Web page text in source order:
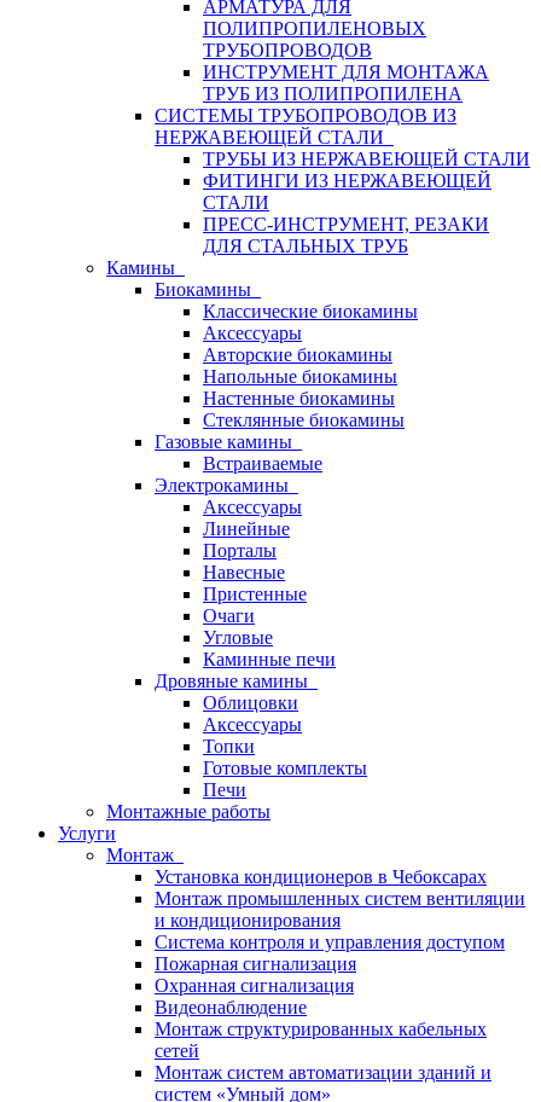
АРМАТУРА ДЛЯ
ПОЛИПРОПИЛЕНОВЫХ
ТРУБОПРОВОДОВ
ИНСТРУМЕНТ ДЛЯ МОНТАЖА
ТРУБ ИЗ ПОЛИПРОПИЛЕНА
СИСТЕМЫ ТРУБОПРОВОДОВ ИЗ
НЕРЖАВЕЮЩЕЙ СТАЛИ
ТРУБЫ ИЗ НЕРЖАВЕЮЩЕЙ СТАЛИ
ФИТИНГИ ИЗ НЕРЖАВЕЮЩЕЙ
СТАЛИ
ПРЕСС-ИНСТРУМЕНТ, РЕЗАКИ
ДЛЯ СТАЛЬНЫХ ТРУБ
Камины
Биокамины
Классические биокамины
Аксессуары
Авторские биокамины
Напольные биокамины
Настенные биокамины
Стеклянные биокамины
Газовые камины
Встраиваемые
Электрокамины
Аксессуары
Линейные
Порталы
Навесные
Пристенные
Очаги
Угловые
Каминные печи
Дровяные камины
Облицовки
Аксессуары
Топки
Готовые комплекты
Печи
Монтажные работы
Услуги
Монтаж
Установка кондиционеров в Чебоксарах
Монтаж промышленных систем вентиляции
и кондиционирования
Система контроля и управления доступом
Пожарная сигнализация
Охранная сигнализация
Видеонаблюдение
Монтаж структурированных кабельных
сетей
Монтаж систем автоматизации зданий и
систем «Умный дом»